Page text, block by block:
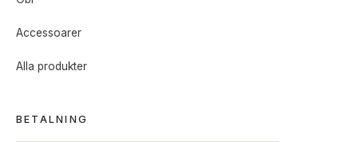
Accessoarer
Alla produkter
BETALNING